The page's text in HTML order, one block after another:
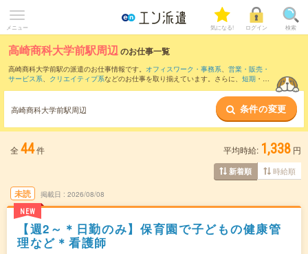
メニュー 気になる! ログイン 検索
高崎商科大学前駅周辺のお仕事一覧
高崎商科大学前駅の派遣のお仕事情報です。 オフィスワーク・事務系、 営業・販売・
サービス系、 クリエイティブ系などのお仕事を取り揃えています。さらに、 短期 ・ 単
また、高崎駅・倉賀野駅・
など近隣駅のお仕事もご確認
いただけます。
高崎商科大学前駅周辺 条件の変更
全 44件 平均時給: 1,338 円
新着順 時給順
未読
NEW
掲載日 2026/08/08
【週2～＊日勤のみ】保育園で子どもの健康管
理など＊看護師